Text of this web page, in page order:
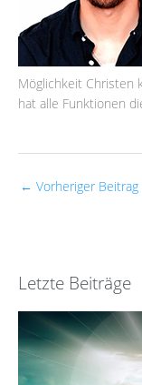
Möglichkeit Christen
hat alle Funktionen
← Vorheriger Beitrag
Letzte Beiträge